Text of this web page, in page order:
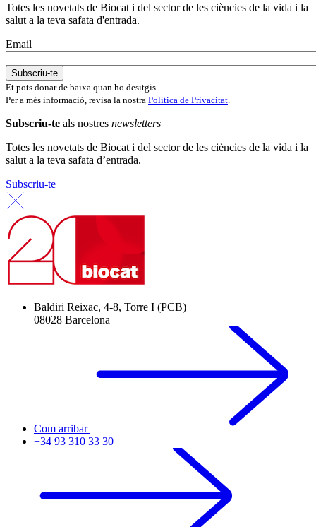
Totes les novetats de Biocat i del sector de les ciències de la vida i la
salut a la teva safata d'entrada.
Email
Et pots donar de baixa quan ho desitgis.
Per a més informació, revisa la nostra Política de Privacitat
Subscriu-te als nostres newsletters
Totes les novetats de Biocat i del sector de les ciències de la vida i la
salut a la teva safata d’entrada.
Subscriu-te
Baldiri Reixac, 4-8, Torre I (PCB)
08028 Barcelona
Com arribar
+34 93 310 33 30